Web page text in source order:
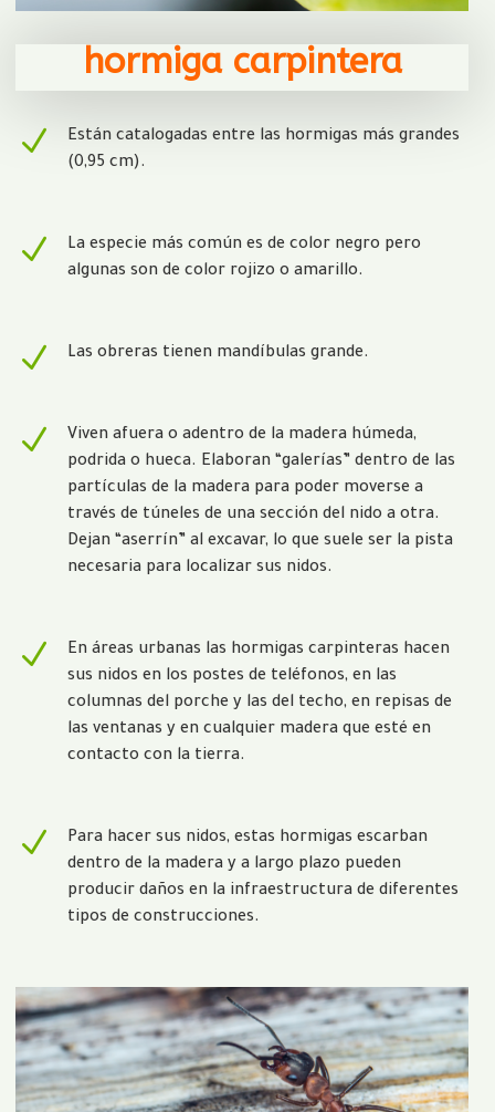
hormiga carpintera
N
Están catalogadas entre las hormigas más grandes
(0,95 cm).
N
La especie más común es de color negro pero
algunas son de color rojizo o amarillo.
N Las obreras tienen mandíbulas grande.
N
Viven afuera o adentro de la madera húmeda,
podrida o hueca. Elaboran “galerías” dentro de las
partículas de la madera para poder moverse a
través de túneles de una sección del nido a otra.
Dejan “aserrín” al excavar, lo que suele ser la pista
necesaria para localizar sus nidos.
N
En áreas urbanas las hormigas carpinteras hacen
sus nidos en los postes de teléfonos, en las
columnas del porche y las del techo, en repisas de
las ventanas y en cualquier madera que esté en
contacto con la tierra.
N
Para hacer sus nidos, estas hormigas escarban
dentro de la madera y a largo plazo pueden
producir daños en la infraestructura de diferentes
tipos de construcciones.